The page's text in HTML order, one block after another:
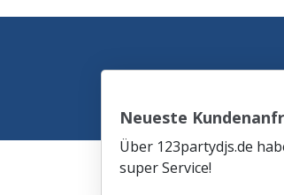
Neueste
Über 123partydjs.de
super Service!